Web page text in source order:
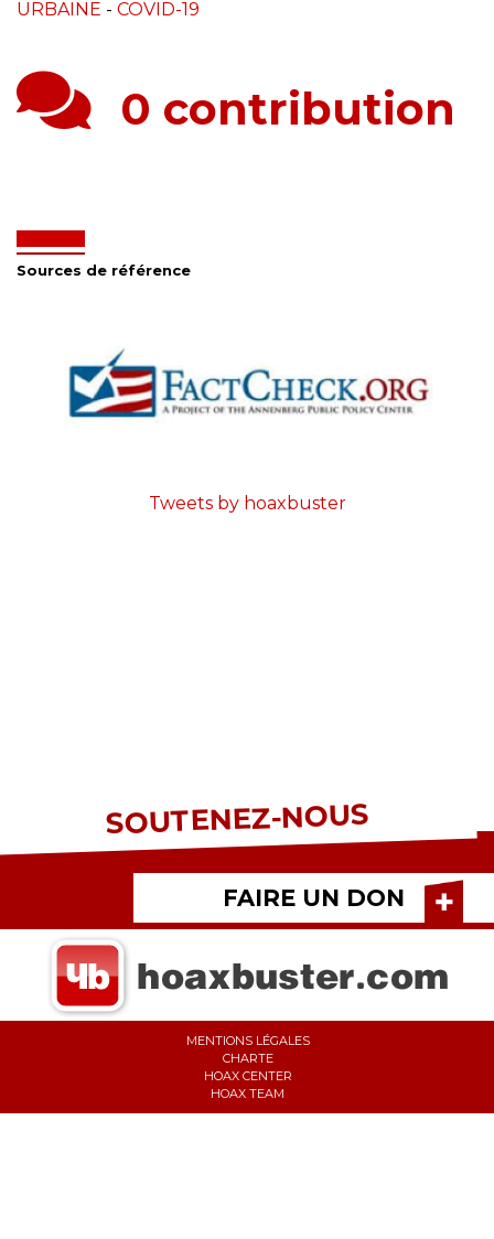
URBAINE - COVID-19
0 contribution
Sources de référence
Tweets by hoaxbuster
SOUTENEZ-NOUS
FAIRE UN DON
MENTIONS LÉGALES
CHARTE
HOAX CENTER
HOAX TEAM